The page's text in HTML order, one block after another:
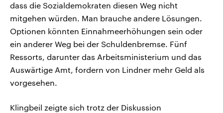
dass die Sozialdemokraten diesen Weg nicht
mitgehen würden. Man brauche andere Lösungen.
Optionen könnten Einnahmeerhöhungen sein oder
ein anderer Weg bei der Schuldenbremse. Fünf
Ressorts, darunter das Arbeitsministerium und das
Auswärtige Amt, fordern von Lindner mehr Geld als
vorgesehen.
Klingbeil zeigte sich trotz der Diskussion